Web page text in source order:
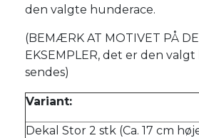
den valgte hunderace.
(BEMÆRK AT MOTIVET PÅ
EKSEMPLER, det er den
sendes)
Variant:
Dekal Stor 2 stk (Ca. 17 cm